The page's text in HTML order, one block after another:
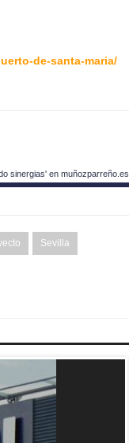
de-santa-maria/
sinergias' en muñozparreño.es
Sevilla